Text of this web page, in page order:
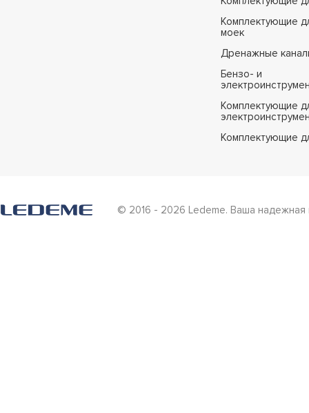
Комплектующие
моек
Дренажные
Бензо- и
Комплектующие
Комплектующие
© 2016 - 2026 Ledeme. Ваша